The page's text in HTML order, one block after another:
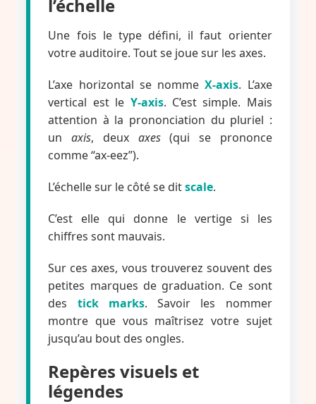
l’échelle
Une fois le type défini, il faut orienter
votre auditoire. Tout se joue sur les axes.
L’axe horizontal se nommeX-axis. L’axe
vertical est le Y-axis. C’est simple. Mais
attention à la prononciation du pluriel :
unaxis, deux axes(qui se prononce
comme “ax-eez”).
L’échelle sur le côté se ditscale.
C’est elle qui donne le vertige si les
chiffres sont mauvais.
Sur ces axes, vous trouverez souvent des
petites marques de graduation. Ce sont
des tick marks. Savoir les nommer
montre que vous maîtrisez votre sujet
jusqu’au bout des ongles.
Repères visuels et
légendes